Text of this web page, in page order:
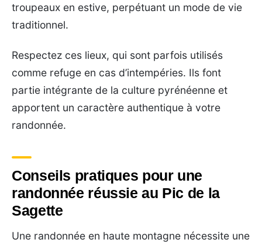
troupeaux en estive, perpétuant un mode de vie
traditionnel.
Respectez ces lieux, qui sont parfois utilisés
comme refuge en cas d’intempéries. Ils font
partie intégrante de la culture pyrénéenne et
apportent un caractère authentique à votre
randonnée.
Conseils pratiques pour une
randonnée réussie au Pic de la
Sagette
Une randonnée en haute montagne nécessite une